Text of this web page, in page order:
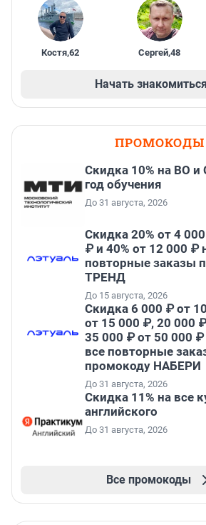
Костя,62 Сергей,48
Начать знакомиться
ПРОМОКОДЫ
Скидка 10% на ВО
год обучения
До 31 августа, 2026
Скидка 20% от 4
₽ и 40% от 12 000 ₽
повторные заказы
ТРЕНД
До 15 августа, 2026
Скидка 6 000 ₽ от
от 15 000 ₽, 20 000
35 000 ₽ от 50 000
все повторные
промокоду НАБЕРИ
До 31 августа, 2026
Скидка 11% на все
английского
До 31 августа, 2026
Все промокоды